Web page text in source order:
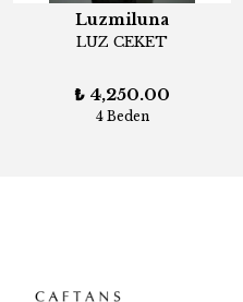
Luzmiluna
LUZ CEKET
₺ 4,250.00
4 Beden